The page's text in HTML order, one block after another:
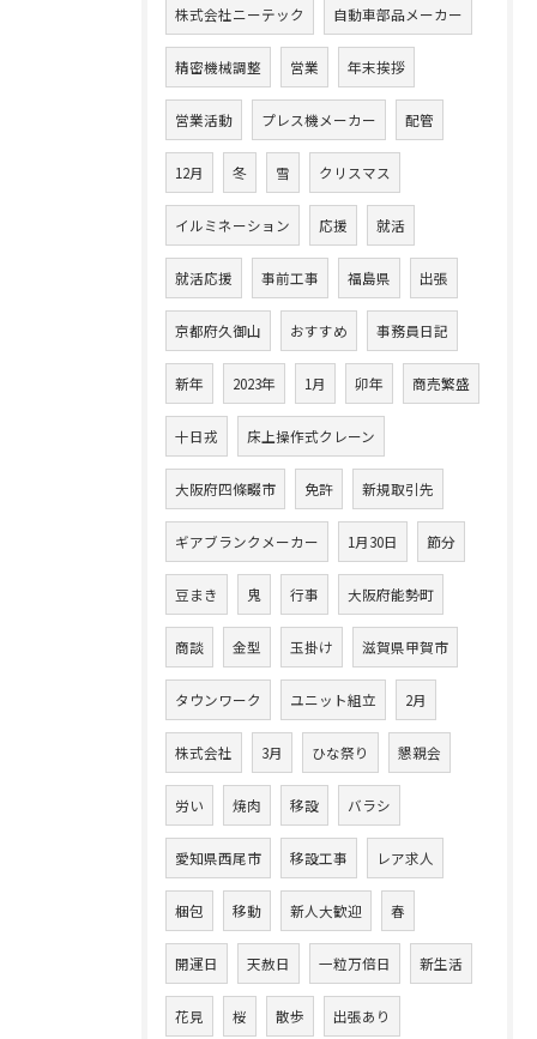
株式会社ニーテック 自動車部品メーカー
精密機械調整 営業 年末挨拶
営業活動 プレス機メーカー 配管
12月 冬 雪 クリスマス
イルミネーション 応援 就活
就活応援 事前工事 福島県 出張
京都府久御山 おすすめ 事務員日記
新年 2023年 1月 卯年 商売繁盛
十日戎 床上操作式クレーン
大阪府四條畷市 免許 新規取引先
ギアブランクメーカー 1月30日 節分
豆まき 鬼 行事 大阪府能勢町
商談 金型 玉掛け 滋賀県甲賀市
タウンワーク ユニット組立 2月
株式会社 3月 ひな祭り 懇親会
労い 焼肉 移設 バラシ
愛知県西尾市 移設工事 レア求人
梱包 移動 新人大歓迎 春
開運日 天赦日 一粒万倍日 新生活
花見 桜 散歩 出張あり